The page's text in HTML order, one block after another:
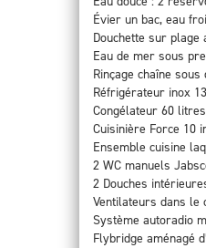
Évier un bac, eau
Douchette sur
Eau de mer sous
Rinçage chaîne
Réfrigérateur inox
Congélateur 60 litres
Cuisinière Force 10
Ensemble cuisine
2 WC manuels
2 Douches
Ventilateurs dans le
Système autoradio
Flybridge aménagé